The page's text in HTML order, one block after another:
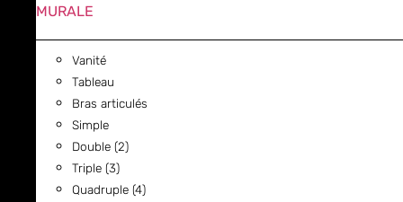
MURALE
Vanité
Tableau
Bras articulés
Simple
Double (2)
Triple (3)
Quadruple (4)